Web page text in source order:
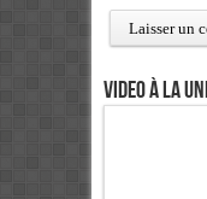
Video à la